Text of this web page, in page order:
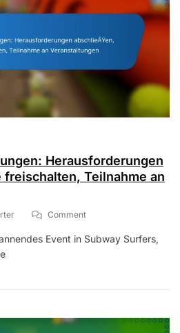
Herausforderungen
Teilnahme an
CommentOn
Jagd
Preise
Teilnahme
Event in Subway Surfers,